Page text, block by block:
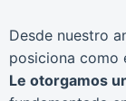
Desde nuestro
posiciona como
Le otorgamos